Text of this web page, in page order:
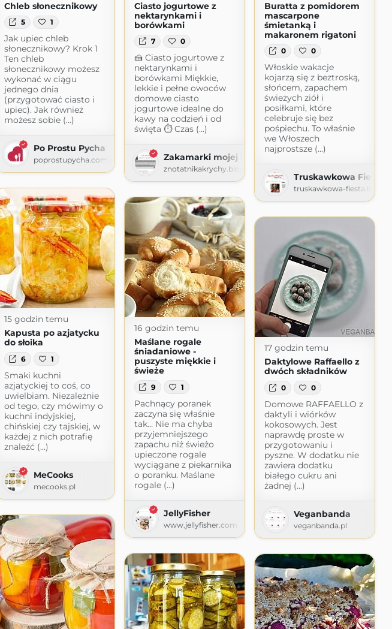
Chleb słonecznikowy
5 1
Jak upiec chleb
słonecznikowy? Krok 1
Ten chleb
słonecznikowy możesz
wykonać w ciągu
jednego dnia
(przygotować ciasto i
upiec). Jak również
możesz sobie (...)
Po Prostu Pycha
poprostupycha.com.pl
Ciasto jogurtowe z
nektarynkami i
borówkami
7 0
🍰 Ciasto jogurtowe z
nektarynkami i
borówkami Miękkie,
lekkie i pełne owoców
domowe ciasto
jogurtowe idealne do
kawy na codzień i od
święta ⏱ Czas (...)
Zakamarki mojej kuchni
znotatnikakrychy.blogspot.com
Buratta z pomidorem
mascarpone
śmietanką i
makaronem rigatoni
0 0
Włoskie wakacje
kojarzą się z beztroską,
słońcem, zapachem
świeżych ziół i
posiłkami, które
celebruje się bez
pośpiechu. To właśnie
we Włoszech
najprostsze (...)
Truskawkowa Fiesta
truskawkowa-
15 godzin temu
Kapusta po azjatycku
do słoika
6 1
Smaki kuchni
azjatyckiej to coś, co
uwielbiam. Niezależnie
od tego, czy mówimy o
kuchni indyjskiej,
chińskiej czy tajskiej, w
każdej z nich potrafię
znaleźć (...)
MeCooks
mecooks.pl
16 godzin temu
Maślane rogale
śniadaniowe -
puszyste miękkie i
świeże
9 1
Pachnący poranek
zaczyna się właśnie
tak… Nie ma chyba
przyjemniejszego
zapachu niż świeżo
upieczone rogale
wyciągane z piekarnika
o poranku. Maślane
rogale (...)
JellyFisher
www.jellyfisher.com
17 godzin temu
Daktylowe Raffaello z
dwóch składników
0 0
Domowe RAFFAELLO z
daktyli i wiórków
kokosowych. Jest
naprawdę proste w
przygotowaniu i
pyszne. W dodatku nie
zawiera dodatku
białego cukru ani
żadnej (...)
Veganbanda
veganbanda.pl